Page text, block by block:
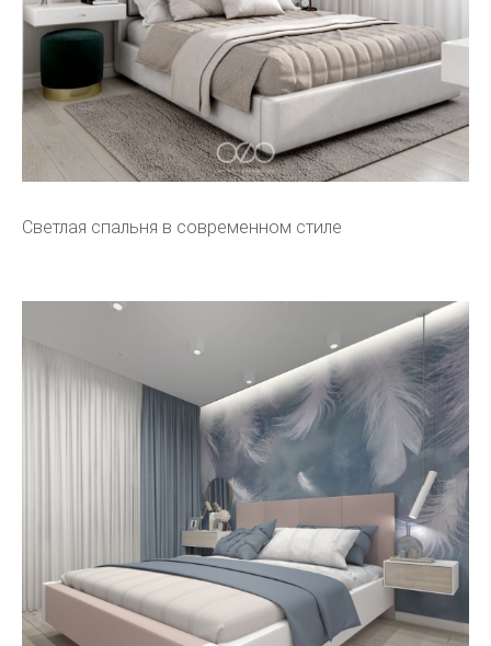
Светлая спальня в современном стиле